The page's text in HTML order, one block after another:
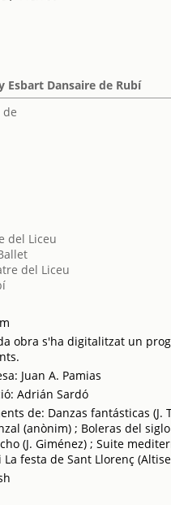
Esbart Dansaire de Rubí
de
del Liceu
del Liceu
obra s'ha digitalitzat un
Juan A. Pamias
Adrián Sardó
de: Danzas fantásticas
(anònim) ; Boleras del
(J. Giménez) ; Suite
La festa de Sant Llorenç